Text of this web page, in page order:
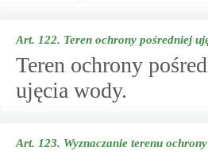
Art. 122. Teren ochrony pośredniej
Teren ochrony
ujęcia wody.
Art. 123. Wyznaczanie terenu